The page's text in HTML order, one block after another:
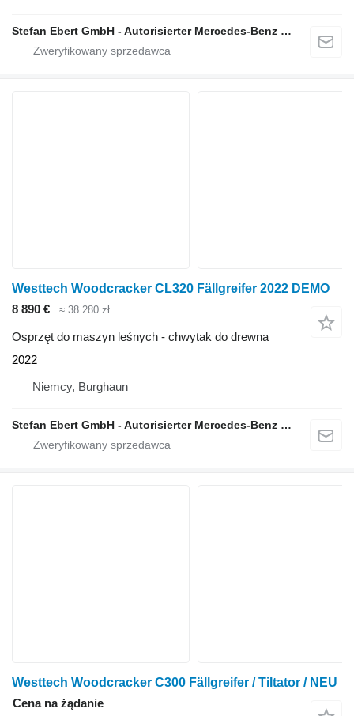
Stefan Ebert GmbH - Autorisierter Mercedes-Benz Servicepartner
Westtech Woodcracker CL320 Fällgreifer 2022 DEMO
8 890 €
≈ 38 280 zł
Osprzęt do maszyn leśnych - chwytak do drewna
2022
Niemcy, Burghaun
Stefan Ebert GmbH - Autorisierter Mercedes-Benz Servicepartner
Westtech Woodcracker C300 Fällgreifer / Tiltator / NEU
Cena na żądanie